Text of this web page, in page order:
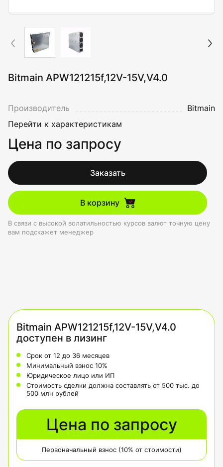
Bitmain APW121215f,12V-15V,V4.0
Производитель
Bitmain
Перейти к характеристикам
Цена по запросу
Заказать
В корзину
В связи с высокой волатильностью курсов валют точную цену
вам подскажет менеджер
Bitmain APW121215f,12V-15V,V4.0
доступен в лизинг
Срок от 12 до 36 месяцев
Минимальный взнос 10%
Юридическое лицо или ИП
Стоимость сделки должна составлять от 500 тыс. до
500 млн рублей
Цена по запросу
Первоначальный взнос (10% от стоимости)